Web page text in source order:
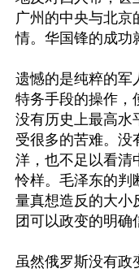
广州的中央与北京
情。华国锋的成功
遗憾的是纯粹的军
特务手段的操作，
没有历史上最高水
受很多的苦难。没
洋，也不足以看清
怜样。毛泽东的判
量真想造反的大小
团可以政变的明确
虽然俄罗斯没有政